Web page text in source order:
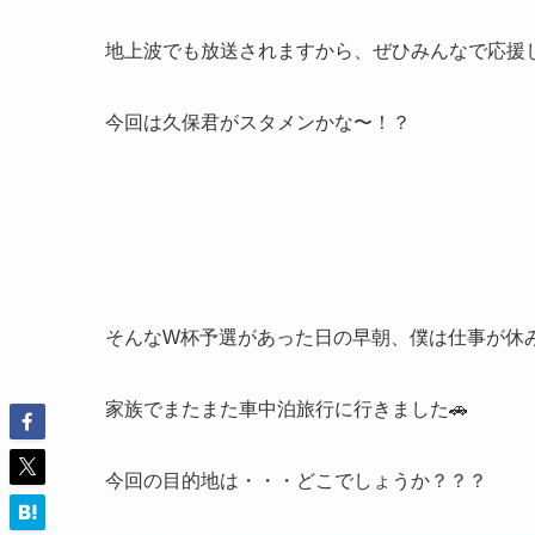
地上波でも放送されますから、ぜひみんなで応援
今回は久保君がスタメンかな〜！？
そんなW杯予選があった日の早朝、僕は仕事が休
家族でまたまた車中泊旅行に行きました🚗
今回の目的地は・・・どこでしょうか？？？